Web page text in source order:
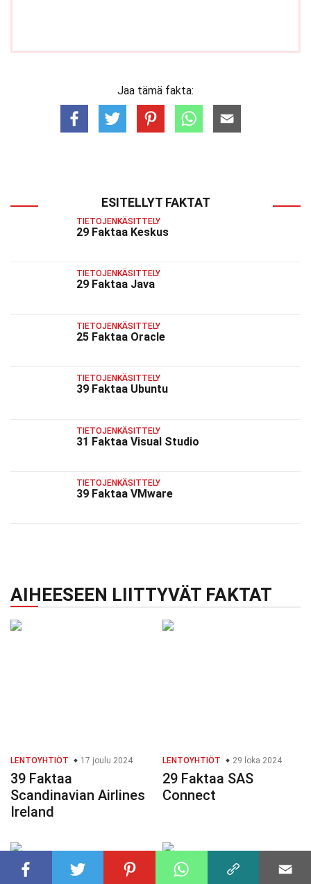
Jaa tämä fakta:
ESITELLYT FAKTAT
TIETOJENKÄSITTELY
29 Faktaa Keskus
TIETOJENKÄSITTELY
29 Faktaa Java
TIETOJENKÄSITTELY
25 Faktaa Oracle
TIETOJENKÄSITTELY
39 Faktaa Ubuntu
TIETOJENKÄSITTELY
31 Faktaa Visual Studio
TIETOJENKÄSITTELY
39 Faktaa VMware
AIHEESEEN LIITTYVÄT FAKTAT
LENTOYHTIÖT 17 joulu 2024
39 Faktaa
Scandinavian Airlines
Ireland
LENTOYHTIÖT 29 loka 2024
29 Faktaa SAS
Connect